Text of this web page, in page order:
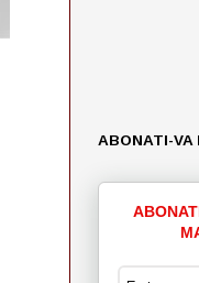
ABONATI-VA